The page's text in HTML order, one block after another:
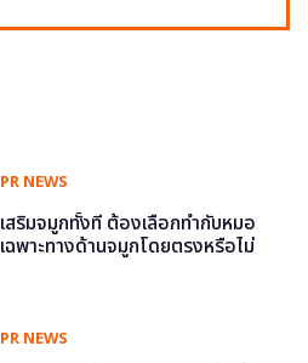
PR NEWS
เสริมจมูกทั้งที ต้องเลือกทำกับหมอ
เฉพาะทางด้านจมูกโดยตรงหรือไม่
PR NEWS